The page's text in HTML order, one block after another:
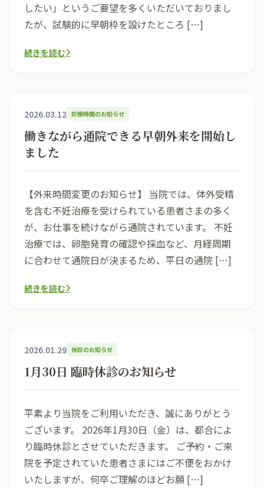
したい」というご要望を多くいただいておりまし
たが、試験的に早朝枠を設けたところ […]
続きを読む
2026.03.12 診療時間のお知らせ
働きながら通院できる早朝外来を開始し
ました
【外来時間変更のお知らせ】 当院では、体外受精
を含む不妊治療を受けられている患者さまの多く
が、お仕事を続けながら通院されています。 不妊
治療では、卵胞発育の確認や採血など、月経周期
に合わせて通院日が決まるため、平日の通院 […]
続きを読む
2026.01.29 休診のお知らせ
1月30日 臨時休診のお知らせ
平素より当院をご利用いただき、誠にありがとう
ございます。 2026年1月30日（金）は、都合によ
り臨時休診とさせていただきます。 ご予約・ご来
院を予定されていた患者さまにはご不便をおかけ
いたしますが、何卒ご理解のほどお願 […]